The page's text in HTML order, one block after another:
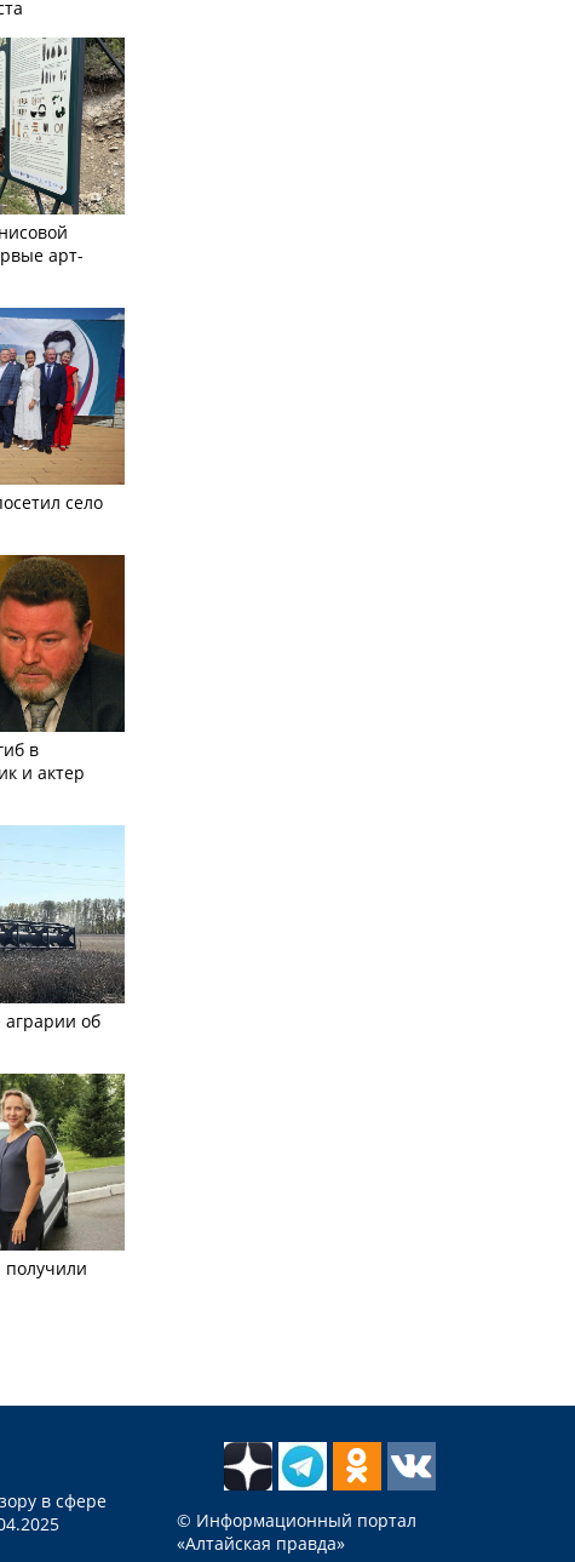
арт-
село
в
и актер
аграрии об
получили
в сфере
© Информационный портал
«Алтайская правда»